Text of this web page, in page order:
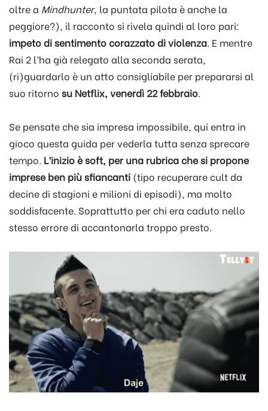
oltre a Mindhunter, la puntata pilota è anche la
peggiore?), il racconto si rivela quindi al loro pari:
impeto di sentimento corazzato di violenza. E mentre
Rai 2 l’ha già relegato alla seconda serata,
(ri)guardarlo è un atto consigliabile per prepararsi al
suo ritorno su Netflix, venerdì 22 febbraio.
Se pensate che sia impresa impossibile, qui entra in
gioco questa guida per vederla tutta senza sprecare
tempo. L’inizio è soft, per una rubrica che si propone
imprese ben più sfiancanti (tipo recuperare cult da
decine di stagioni e milioni di episodi), ma molto
soddisfacente. Soprattutto per chi era caduto nello
stesso errore di accantonarla troppo presto.